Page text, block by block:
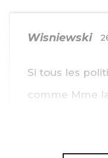
Wisniewski
Si tous les
comme Mme